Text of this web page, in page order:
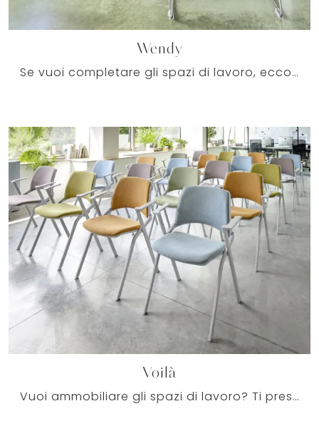
Wendy
Se vuoi completare gli spazi di lavoro, ecco qui il modello Wendy di Milani tra differenti soluzioni di sedie ospiti e attesa.
Voilà
Vuoi ammobiliare gli spazi di lavoro? Ti presentiamo varie proposte di sedie ospiti e attesa in tessuto, come il modello Voilà di Milani.